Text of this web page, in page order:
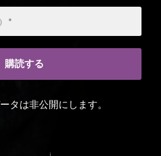
タは非公開にします。